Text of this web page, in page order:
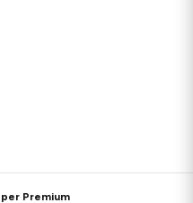
Premium